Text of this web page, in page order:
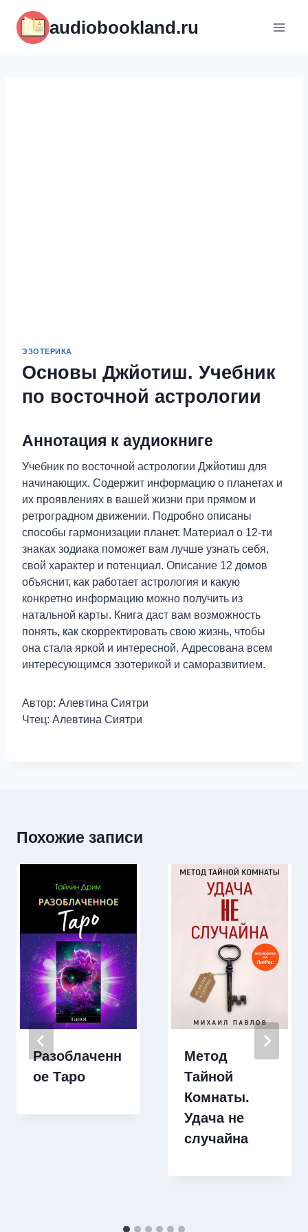
содержимому
audiobookland.ru
ЭЗОТЕРИКА
Основы Джйотиш. Учебник
по восточной астрологии
Аннотация к аудиокниге
Учебник по восточной астрологии Джйотиш для
начинающих. Содержит информацию о планетах и
их проявлениях в вашей жизни при прямом и
ретроградном движении. Подробно описаны
способы гармонизации планет. Материал о 12-ти
знаках зодиака поможет вам лучше узнать себя,
свой характер и потенциал. Описание 12 домов
объяснит, как работает астрология и какую
конкретно информацию можно получить из
натальной карты. Книга даст вам возможность
понять, как скорректировать свою жизнь, чтобы
она стала яркой и интересной. Адресована всем
интересующимся эзотерикой и саморазвитием.
Автор: Алевтина Сиятри
Чтец: Алевтина Сиятри
Похожие записи
Разоблаченн
ое Таро
Метод
Тайной
Комнаты.
Удача не
случайна